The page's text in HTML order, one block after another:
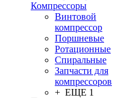
Компрессоры
Винтовой
компрессор
Поршневые
Ротационные
Спиральные
Запчасти для
компрессоров
+ ЕЩЕ 1